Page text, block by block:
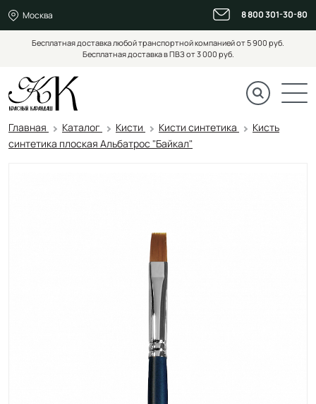
Москва 8 800 301-30-80
Бесплатная доставка любой транспортной компанией от 5 900 руб.
Бесплатная доставка в ПВЗ от 3 000 руб.
Главная Каталог Кисти Кисти синтетика
Кисть
синтетика плоская Альбатрос "Байкал"